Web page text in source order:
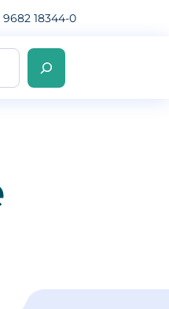
9682 18344-0